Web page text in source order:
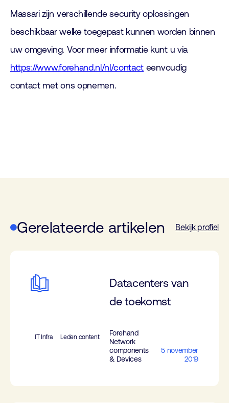
Massari zijn verschillende security oplossingen
beschikbaar welke toegepast kunnen worden binnen
uw omgeving. Voor meer informatie kunt u via
https://www.forehand.nl/nl/contact eenvoudig
contact met ons opnemen.
Gerelateerde artikelen Bekijk profiel
Datacenters van
de toekomst
IT Infra Leden content
Forehand
Network
components
& Devices
5 november
2019